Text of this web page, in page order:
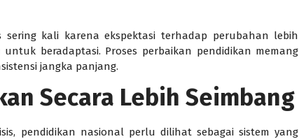
sering kali karena ekspektasi terhadap perubahan lebih
beradaptasi. Proses perbaikan pendidikan memang
jangka panjang.
Secara Lebih Seimbang
pendidikan nasional perlu dilihat sebagai sistem yang